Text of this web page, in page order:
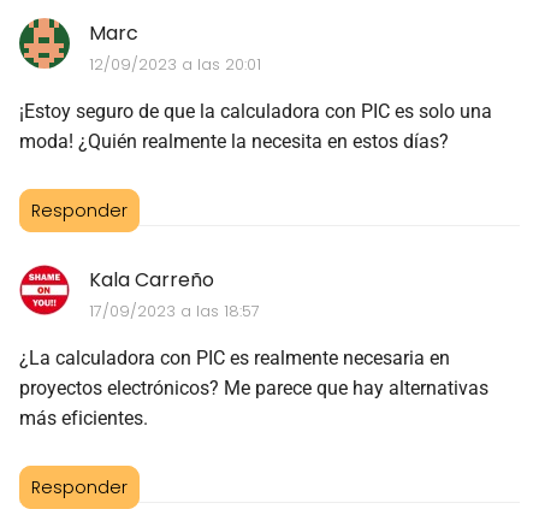
Marc
12/09/2023 a las 20:01
¡Estoy seguro de que la calculadora con PIC es solo una
moda! ¿Quién realmente la necesita en estos días?
Responder
Kala Carreño
17/09/2023 a las 18:57
¿La calculadora con PIC es realmente necesaria en
proyectos electrónicos? Me parece que hay alternativas
más eficientes.
Responder